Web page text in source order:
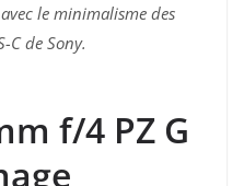
le minimalisme des
C de Sony.
f/4 PZ G